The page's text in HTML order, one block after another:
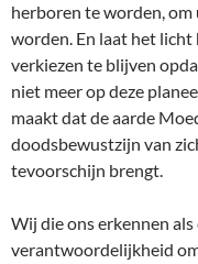
herboren te worden,
worden. En laat het
verkiezen te blijven
niet meer op deze
maakt dat de aarde
doodsbewustzijn van
tevoorschijn brengt.
Wij die ons erkennen
verantwoordelijkheid